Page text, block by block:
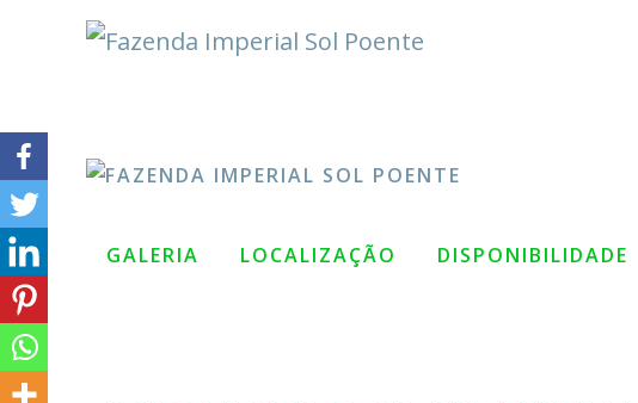
conteúdo
GALERIA LOCALIZAÇÃO DISPONIBILIDADE